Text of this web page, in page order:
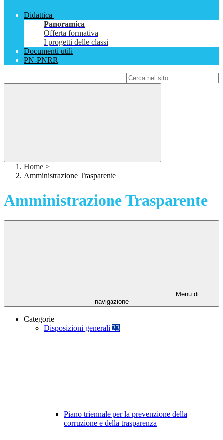
Didattica
Panoramica
Offerta formativa
I progetti delle classi
Documenti utili
PN-PNRR
Home >
Amministrazione Trasparente
Amministrazione Trasparente
Menu di
navigazione
Categorie
Disposizioni generali 23
Piano triennale per la prevenzione della
corruzione e della trasparenza